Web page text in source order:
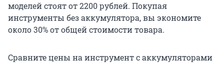
моделей стоят от 2200 рублей. Покупая
инструменты без аккумулятора, вы экономите
около 30% от общей стоимости товара.
Сравните цены на инструмент с аккумуляторами